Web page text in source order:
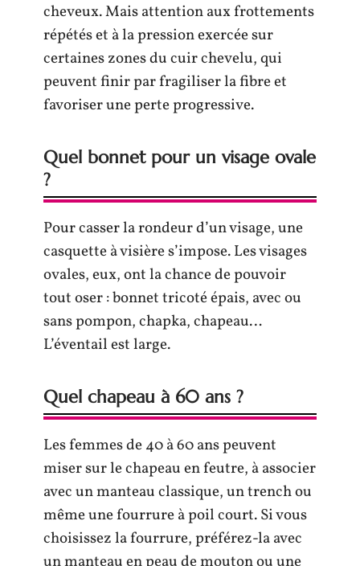
cheveux. Mais attention aux frottements
répétés et à la pression exercée sur
certaines zones du cuir chevelu, qui
peuvent finir par fragiliser la fibre et
favoriser une perte progressive.
Quel bonnet pour un visage ovale
?
Pour casser la rondeur d’un visage, une
casquette à visière s’impose. Les visages
ovales, eux, ont la chance de pouvoir
tout oser : bonnet tricoté épais, avec ou
sans pompon, chapka, chapeau…
L’éventail est large.
Quel chapeau à 60 ans ?
Les femmes de 40 à 60 ans peuvent
miser sur le chapeau en feutre, à associer
avec un manteau classique, un trench ou
même une fourrure à poil court. Si vous
choisissez la fourrure, préférez-la avec